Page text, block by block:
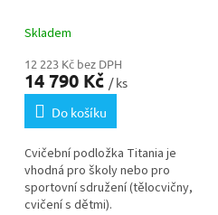
Skladem
12 223 Kč bez DPH
14 790 Kč / ks
Do košíku
Cvičební podložka Titania je
vhodná pro školy nebo pro
sportovní sdružení (tělocvičny,
cvičení s dětmi).